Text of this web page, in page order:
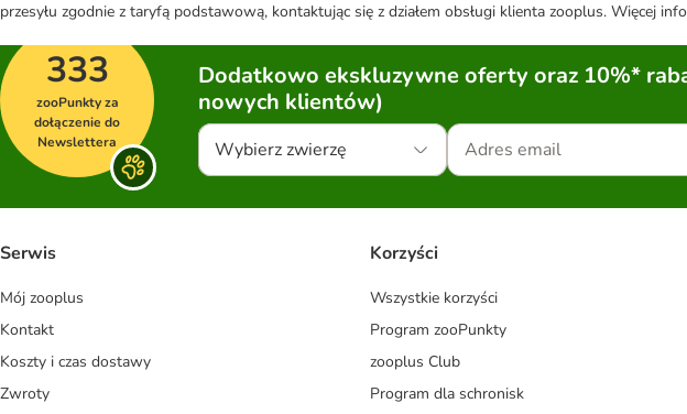
przesyłu zgodnie z taryfą podstawową, kontaktując się z działem obsługi klienta zooplus. Więcej
333
zooPunkty za
dołączenie do
Newslettera
Dodatkowo ekskluzywne oferty oraz 10%*
nowych klientów)
Wybierz zwierzę
Serwis
Mój zooplus
Kontakt
Koszty i czas dostawy
Zwroty
Korzyści
Wszystkie korzyści
Program zooPunkty
zooplus Club
Program dla schronisk